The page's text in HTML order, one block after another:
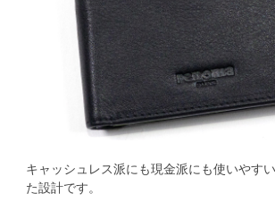
キャッシュレス派にも現金派にも使いやす
た設計です。